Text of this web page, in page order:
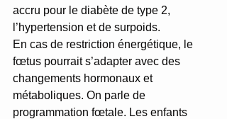
accru pour le diabète de type 2,
l’hypertension et de surpoids.
En cas de restriction énergétique, le
fœtus pourrait s’adapter avec des
changements hormonaux et
métaboliques. On parle de
programmation fœtale. Les enfants